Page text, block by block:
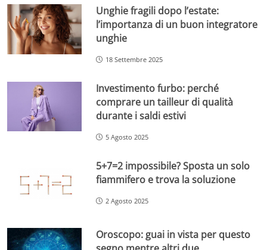
Unghie fragili dopo l’estate:
l’importanza di un buon integratore
unghie
18 Settembre 2025
Investimento furbo: perché
comprare un tailleur di qualità
durante i saldi estivi
5 Agosto 2025
5+7=2 impossibile? Sposta un solo
fiammifero e trova la soluzione
2 Agosto 2025
Oroscopo: guai in vista per questo